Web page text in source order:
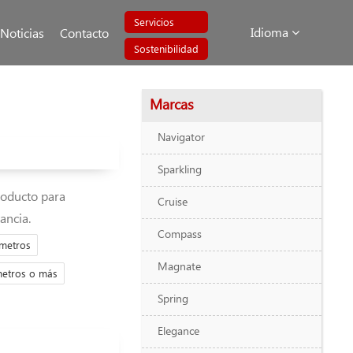
Idioma
Noticias Contacto
Servicios
Sostenibilidad
para
o más
Marcas
Navigator
Sparkling
Cruise
Compass
Magnate
Spring
Elegance